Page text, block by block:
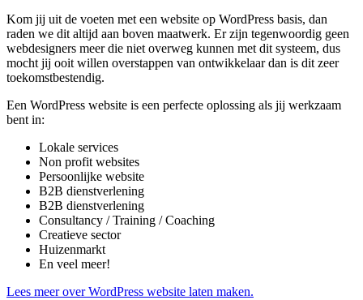
Kom jij uit de voeten met een website op WordPress basis, dan
raden we dit altijd aan boven maatwerk. Er zijn tegenwoordig geen
webdesigners meer die niet overweg kunnen met dit systeem, dus
mocht jij ooit willen overstappen van ontwikkelaar dan is dit zeer
toekomstbestendig.
Een WordPress website is een perfecte oplossing als jij werkzaam
bent in:
Lokale services
Non profit websites
Persoonlijke website
B2B dienstverlening
B2B dienstverlening
Consultancy / Training / Coaching
Creatieve sector
Huizenmarkt
En veel meer!
Lees meer over WordPress website laten maken.